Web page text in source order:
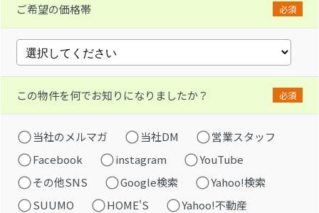
ご希望の価格帯 必須
この物件を何でお知りになりましたか？ 必須
当社のメルマガ 当社DM
営業スタッフ
Facebook
instagram
YouTube
その他SNS
Google検索
Yahoo!検索
SUUMO
HOME'S
Yahoo!不動産